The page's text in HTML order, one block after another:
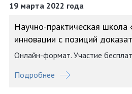
19 марта 2022 года
Научно-практическая школа
инновации с позиций
Онлайн-формат. Участие
Подробнее